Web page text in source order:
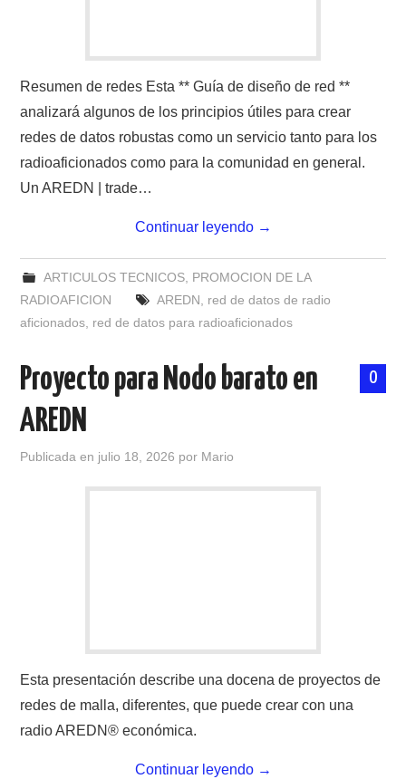
Resumen de redes Esta ** Guía de diseño de red **
analizará algunos de los principios útiles para crear
redes de datos robustas como un servicio tanto para los
radioaficionados como para la comunidad en general.
Un AREDN | trade…
Continuar leyendo →
ARTICULOS TECNICOS, PROMOCION DE LA
RADIOAFICION
AREDN, red de datos de radio
aficionados, red de datos para radioaficionados
0
Proyecto para Nodo barato en
AREDN
Publicada en julio 18, 2026 por Mario
Esta presentación describe una docena de proyectos de
redes de malla, diferentes, que puede crear con una
radio AREDN® económica.
Continuar leyendo →